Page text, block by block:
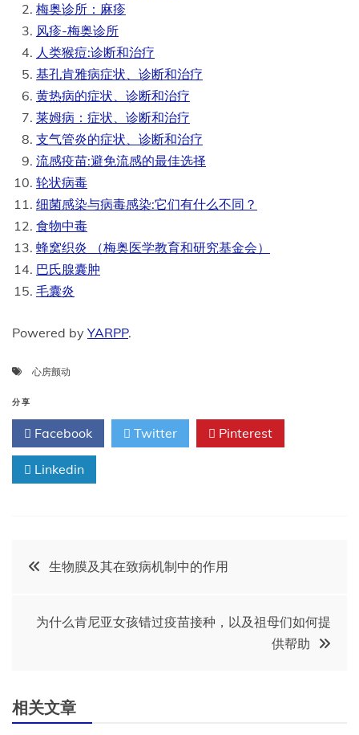
梅奥诊所：麻疹
风疹-梅奥诊所
人类猴痘:诊断和治疗
基孔肯雅病症状、诊断和治疗
黄热病的症状、诊断和治疗
莱姆病：症状、诊断和治疗
支气管炎的症状、诊断和治疗
流感疫苗:避免流感的最佳选择
轮状病毒
细菌感染与病毒感染:它们有什么不同？
食物中毒
蜂窝织炎 （梅奥医学教育和研究基金会）
巴氏腺囊肿
毛囊炎
Powered by YARPP.
心房颤动
分享
Facebook Twitter Pinterest
Linkedin
文
航
生物膜及其在致病机制中的作用
为什么肯尼亚女孩错过疫苗接种，以及祖母们如何提
供帮助
相关文章